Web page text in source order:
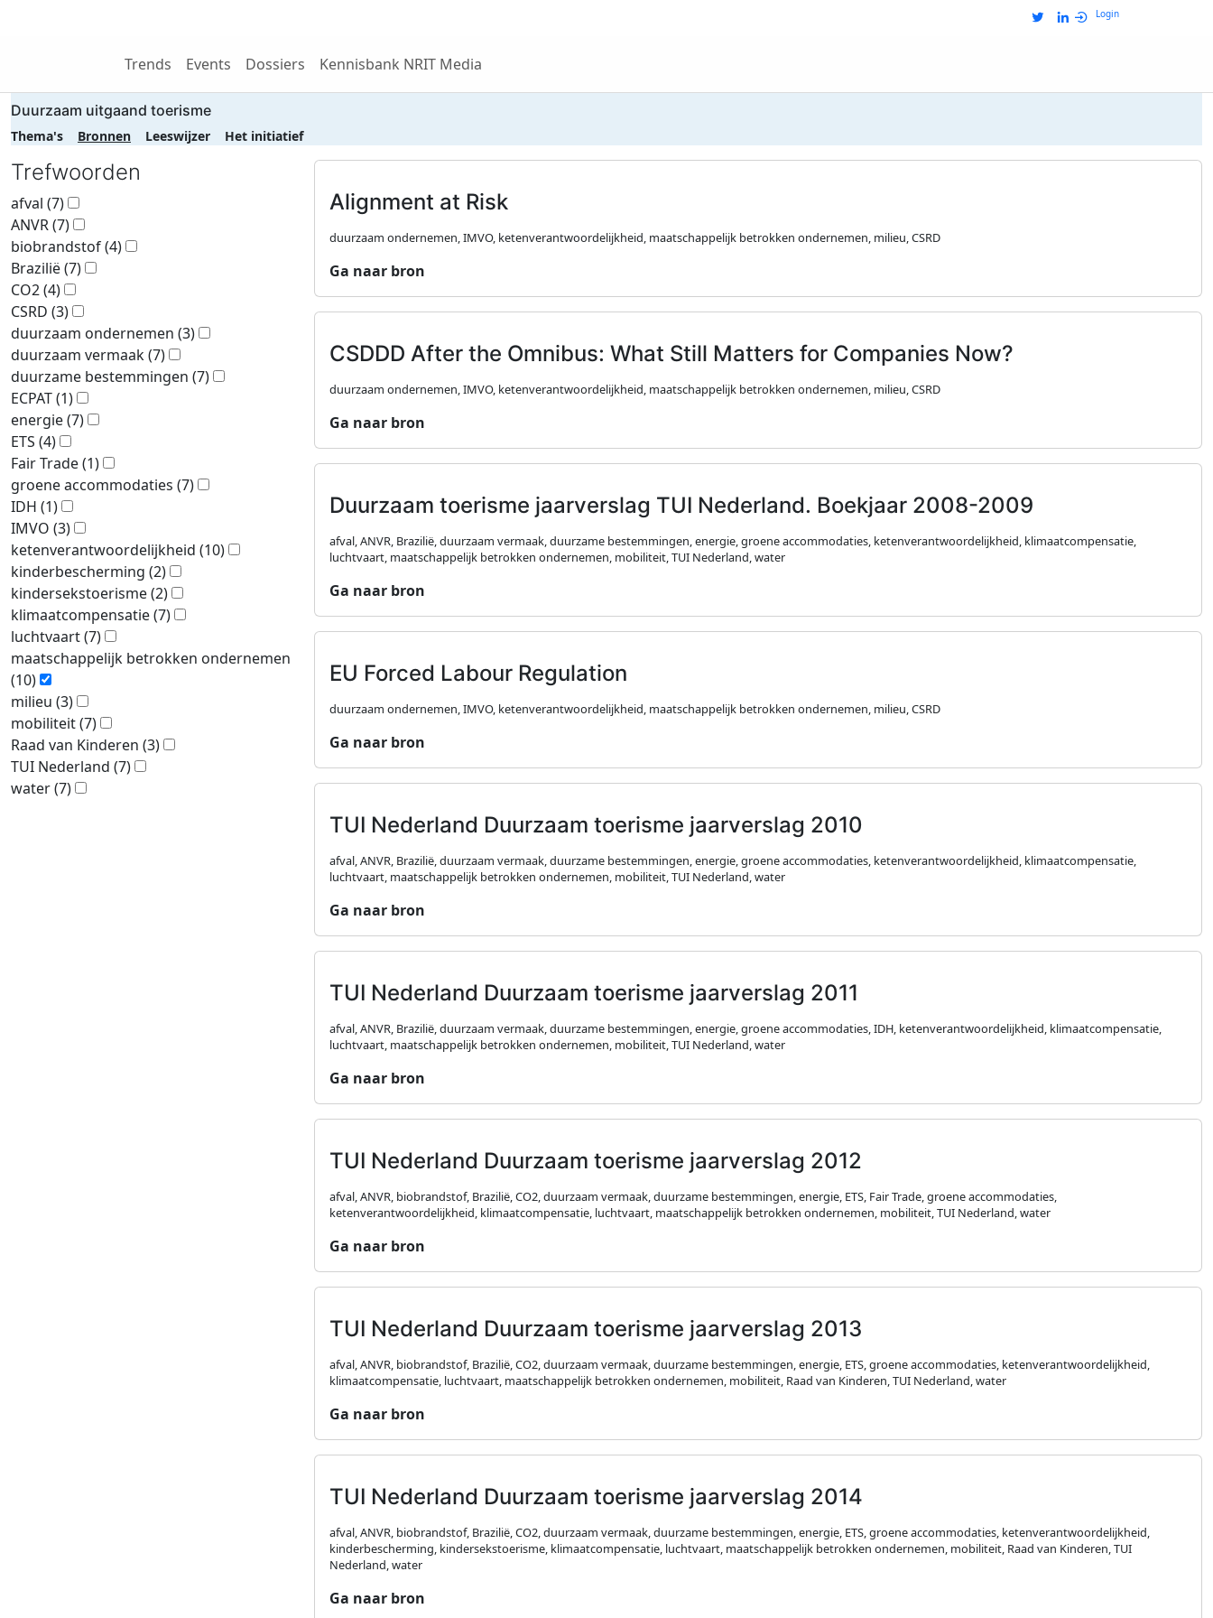
Login
Trends Events Dossiers Kennisbank NRIT Media
Duurzaam uitgaand toerisme
Thema's Bronnen Leeswijzer Het initiatief
Trefwoorden
afval (7)
ANVR(7)
biobrandstof(4)
Brazilië(7)
CO2(4)
CSRD (3)
duurzaam ondernemen (3)
duurzaam vermaak(7)
duurzame bestemmingen (7)
ECPAT(1)
energie(7)
ETS (4)
Fair Trade(1)
groene accommodaties (7)
IDH (1)
IMVO (3)
ketenverantwoordelijkheid (10)
kinderbescherming (2)
kindersekstoerisme(2)
klimaatcompensatie(7)
luchtvaart(7)
maatschappelijk betrokken ondernemen
(10)
milieu (3)
mobiliteit(7)
Raad van Kinderen (3)
TUI Nederland (7)
water(7)
Alignment at Risk
duurzaam ondernemen, IMVO, ketenverantwoordelijkheid, maatschappelijk betrokken ondernemen, milieu, CSRD
Ga naar bron
CSDDD After the Omnibus: What Still Matters for Companies Now?
duurzaam ondernemen, IMVO, ketenverantwoordelijkheid, maatschappelijk betrokken ondernemen, milieu, CSRD
Ga naar bron
Duurzaam toerisme jaarverslag TUI Nederland. Boekjaar 2008-2009
afval, ANVR, Brazilië, duurzaam vermaak, duurzame bestemmingen, energie, groene accommodaties, ketenverantwoordelijkheid, klimaatcompensatie,
luchtvaart, maatschappelijk betrokken ondernemen, mobiliteit, TUI Nederland, water
Ga naar bron
EU Forced Labour Regulation
duurzaam ondernemen, IMVO, ketenverantwoordelijkheid, maatschappelijk betrokken ondernemen, milieu, CSRD
Ga naar bron
TUI Nederland Duurzaam toerisme jaarverslag 2010
afval, ANVR, Brazilië, duurzaam vermaak, duurzame bestemmingen, energie, groene accommodaties, ketenverantwoordelijkheid, klimaatcompensatie,
luchtvaart, maatschappelijk betrokken ondernemen, mobiliteit, TUI Nederland, water
Ga naar bron
TUI Nederland Duurzaam toerisme jaarverslag 2011
afval, ANVR, Brazilië, duurzaam vermaak, duurzame bestemmingen, energie, groene accommodaties, IDH, ketenverantwoordelijkheid, klimaatcompensatie,
luchtvaart, maatschappelijk betrokken ondernemen, mobiliteit, TUI Nederland, water
Ga naar bron
TUI Nederland Duurzaam toerisme jaarverslag 2012
afval, ANVR, biobrandstof, Brazilië, CO2, duurzaam vermaak, duurzame bestemmingen, energie, ETS, Fair Trade, groene accommodaties,
ketenverantwoordelijkheid, klimaatcompensatie, luchtvaart, maatschappelijk betrokken ondernemen, mobiliteit, TUI Nederland, water
Ga naar bron
TUI Nederland Duurzaam toerisme jaarverslag 2013
afval, ANVR, biobrandstof, Brazilië, CO2, duurzaam vermaak, duurzame bestemmingen, energie, ETS, groene accommodaties, ketenverantwoordelijkheid,
klimaatcompensatie, luchtvaart, maatschappelijk betrokken ondernemen, mobiliteit, Raad van Kinderen, TUI Nederland, water
Ga naar bron
TUI Nederland Duurzaam toerisme jaarverslag 2014
afval, ANVR, biobrandstof, Brazilië, CO2, duurzaam vermaak, duurzame bestemmingen, energie, ETS, groene accommodaties, ketenverantwoordelijkheid,
kinderbescherming, kindersekstoerisme, klimaatcompensatie, luchtvaart, maatschappelijk betrokken ondernemen, mobiliteit, Raad van Kinderen, TUI
Nederland, water
Ga naar bron